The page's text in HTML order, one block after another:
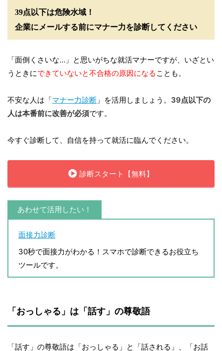
39点以下は危険水域！
企業にメールする前にマナー力を診断してください
「面倒くさいな…」と思いがちな就活マナーですが、いざとい
うときにできていないと不合格の原因になる ことも。
不安な人は「マナー力診断 」を活用しましょう。 39点以下の
人は本番前に改善が必須です。
今すぐ診断して、自信を持って就活に臨んでください。
診断スタート【無料】
あわせて活用したい！
面接力診断
30秒で面接力がわかる！スマホで診断できるお役立ち
ツールです。
「おっしゃる」は「話す」の尊敬語
「話す」の尊敬語は「おっしゃる」と「話される」、「お話